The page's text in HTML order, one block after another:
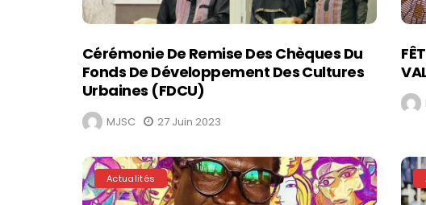
Cérémonie De Remise Des Chèques Du
Fonds De Développement Des Cultures
Urbaines (FDCU)
MJSC 27 Juin 2023
Actualités